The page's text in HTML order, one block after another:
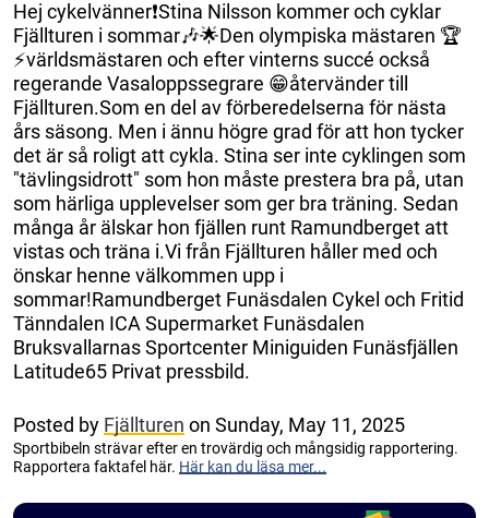
Hej cykelvänner❗️Stina Nilsson kommer och cyklar
Fjällturen i sommar🎶🌟Den olympiska mästaren 🏆
⚡️världsmästaren och efter vinterns succé också
regerande Vasaloppssegrare 😁återvänder till
Fjällturen.Som en del av förberedelserna för nästa
års säsong. Men i ännu högre grad för att hon tycker
det är så roligt att cykla. Stina ser inte cyklingen som
"tävlingsidrott" som hon måste prestera bra på, utan
som härliga upplevelser som ger bra träning. Sedan
många år älskar hon fjällen runt Ramundberget att
vistas och träna i.Vi från Fjällturen håller med och
önskar henne välkommen upp i
sommar!Ramundberget Funäsdalen Cykel och Fritid
Tänndalen ICA Supermarket Funäsdalen
Bruksvallarnas Sportcenter Miniguiden Funäsfjällen
Latitude65 Privat pressbild.
Posted by Fjällturen on Sunday, May 11, 2025
Sportbibeln strävar efter en trovärdig och mångsidig rapportering.
Rapportera faktafel här. Här kan du läsa mer...